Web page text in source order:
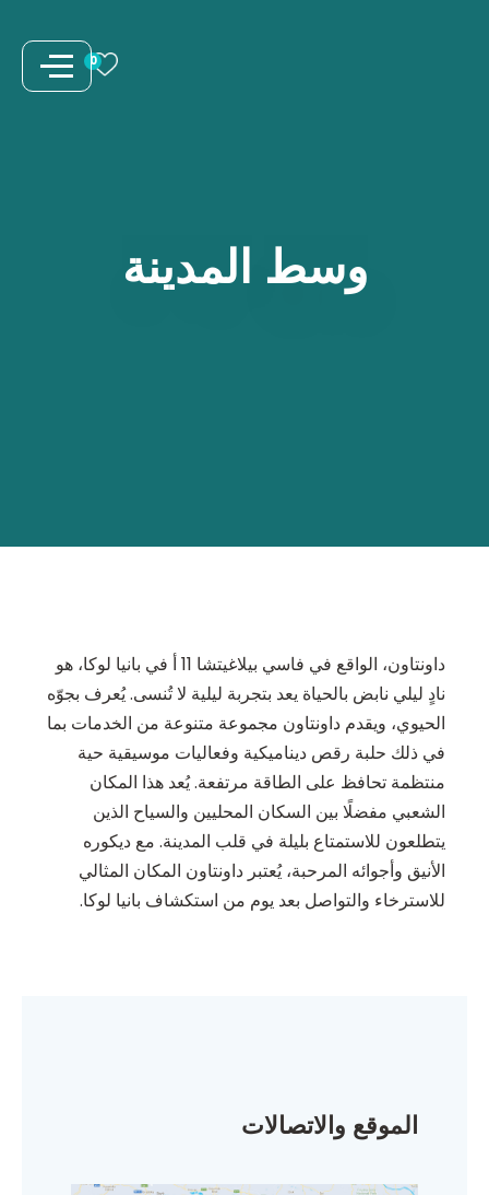
0
وسط المدينة
داونتاون، الواقع في فاسي بيلاغيتشا 11 أ في بانيا لوكا، هو
نادٍ ليلي نابض بالحياة يعد بتجربة ليلية لا تُنسى. يُعرف بجوّه
الحيوي، ويقدم داونتاون مجموعة متنوعة من الخدمات بما
في ذلك حلبة رقص ديناميكية وفعاليات موسيقية حية
منتظمة تحافظ على الطاقة مرتفعة. يُعد هذا المكان
الشعبي مفضلًا بين السكان المحليين والسياح الذين
يتطلعون للاستمتاع بليلة في قلب المدينة. مع ديكوره
الأنيق وأجوائه المرحبة، يُعتبر داونتاون المكان المثالي
للاسترخاء والتواصل بعد يوم من استكشاف بانيا لوكا.
الموقع والاتصالات